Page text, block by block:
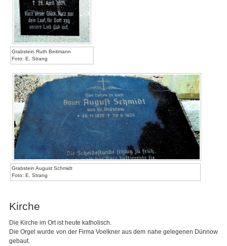
Grabstein Ruth Beitmann
Foto: E. Strang
Grabstein August Schmidt
Foto: E. Strang
Kirche
Die Kirche im Ort ist heute katholisch.
Die Orgel wurde von der Firma Voelkner aus dem nahe gelegenen Dünnow
gebaut.